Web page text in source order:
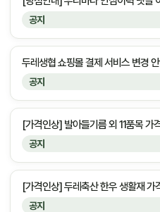
공지
공지
두레생협 쇼핑몰 결제 서비스 변경
공지
[가격인상] 발아들기름 외 11품목 가
공지
[가격인상] 두레축산 한우 생활재 가